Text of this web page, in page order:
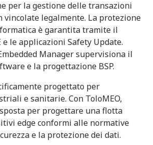
per la gestione delle transazioni
vincolate legalmente. La protezione
è garantita tramite il
e le applicazioni Safety Update.
Manager supervisiona il
e la progettazione BSP.
progettato per
e sanitarie. Con ToloMEO,
per progettare una flotta
edge conformi alle normative
e la protezione dei dati.